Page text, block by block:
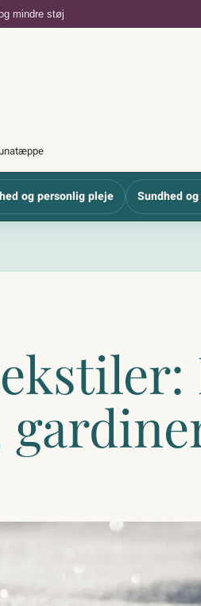
mindre støj
og personlig pleje Sundhed